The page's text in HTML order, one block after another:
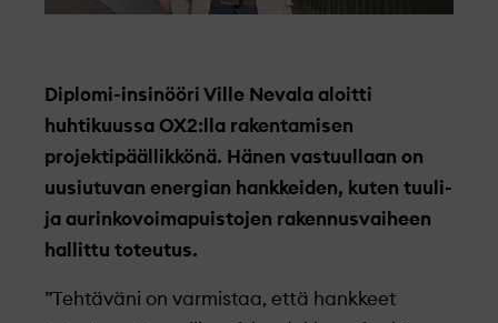
Diplomi-insinööri Ville Nevala aloitti
huhtikuussa OX2:lla rakentamisen
projektipäällikkönä. Hänen vastuullaan on
uusiutuvan energian hankkeiden, kuten tuuli-
ja aurinkovoimapuistojen rakennusvaiheen
hallittu toteutus.
”Tehtäväni on varmistaa, että hankkeet